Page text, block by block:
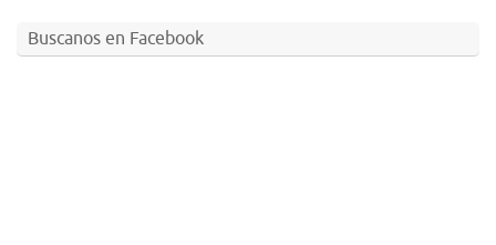
Buscanos en Facebook